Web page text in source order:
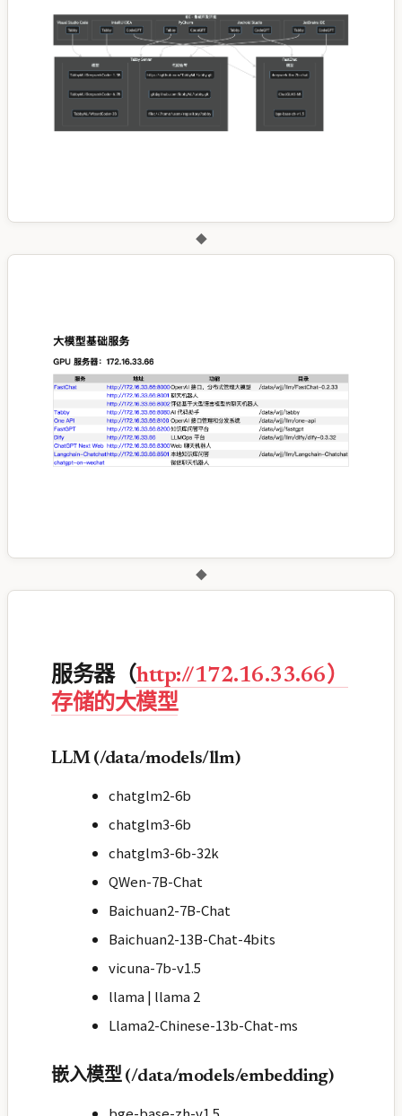
◆
◆
服务器（http://172.16.33.66）
存储的大模型
LLM (/data/models/llm)
chatglm2-6b
chatglm3-6b
chatglm3-6b-32k
QWen-7B-Chat
Baichuan2-7B-Chat
Baichuan2-13B-Chat-4bits
vicuna-7b-v1.5
llama | llama 2
Llama2-Chinese-13b-Chat-ms
嵌入模型 (/data/models/embedding)